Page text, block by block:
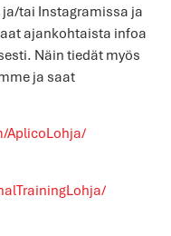
tai Instagramissa ja
ajankohtaista infoa
Näin tiedät myös
ja saat
AplicoLohja/